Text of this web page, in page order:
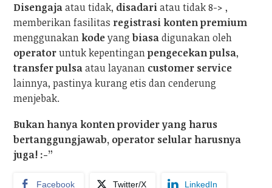
Disengajaatau tidak, disadariatau tidak 8-> ,
memberikan fasilitas registrasi konten premium
menggunakan kodeyangbiasadigunakan oleh
operatoruntuk kepentinganpengecekan pulsa,
transfer pulsaatau layanan customer service
lainnya, pastinya kurang etis dan cenderung
menjebak.
Bukan hanya konten provider yang harus
bertanggungjawab, operator selular harusnya
juga! :-”
Facebook Twitter/X LinkedIn